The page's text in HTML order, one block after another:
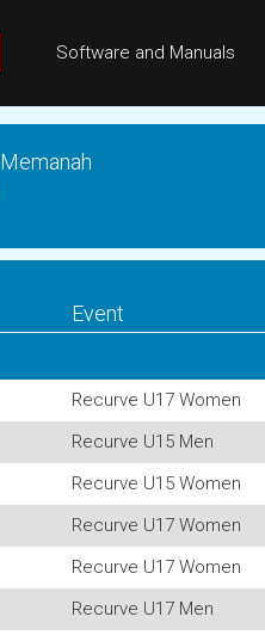
Software and Manuals
Event
Recurve U17 Women
Recurve U15 Men
Recurve U15 Women
Recurve U17 Women
Recurve U17 Women
Recurve U17 Men